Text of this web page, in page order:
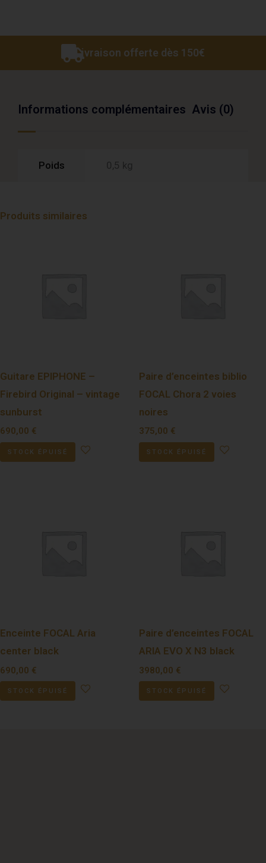
Livraison offerte dès 150€
Informations complémentaires Avis (0)
Poids 0,5 kg
Produits similaires
Guitare EPIPHONE –
Firebird Original – vintage
sunburst
690,00 €
STOCK ÉPUISÉ
Paire d’enceintes biblio
FOCAL Chora 2 voies
noires
375,00 €
STOCK ÉPUISÉ
Enceinte FOCAL Aria
center black
690,00 €
STOCK ÉPUISÉ
Paire d’enceintes FOCAL
ARIA EVO X N3 black
3980,00 €
STOCK ÉPUISÉ